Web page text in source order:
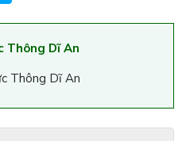
Thông Dĩ An
Thông Dĩ An